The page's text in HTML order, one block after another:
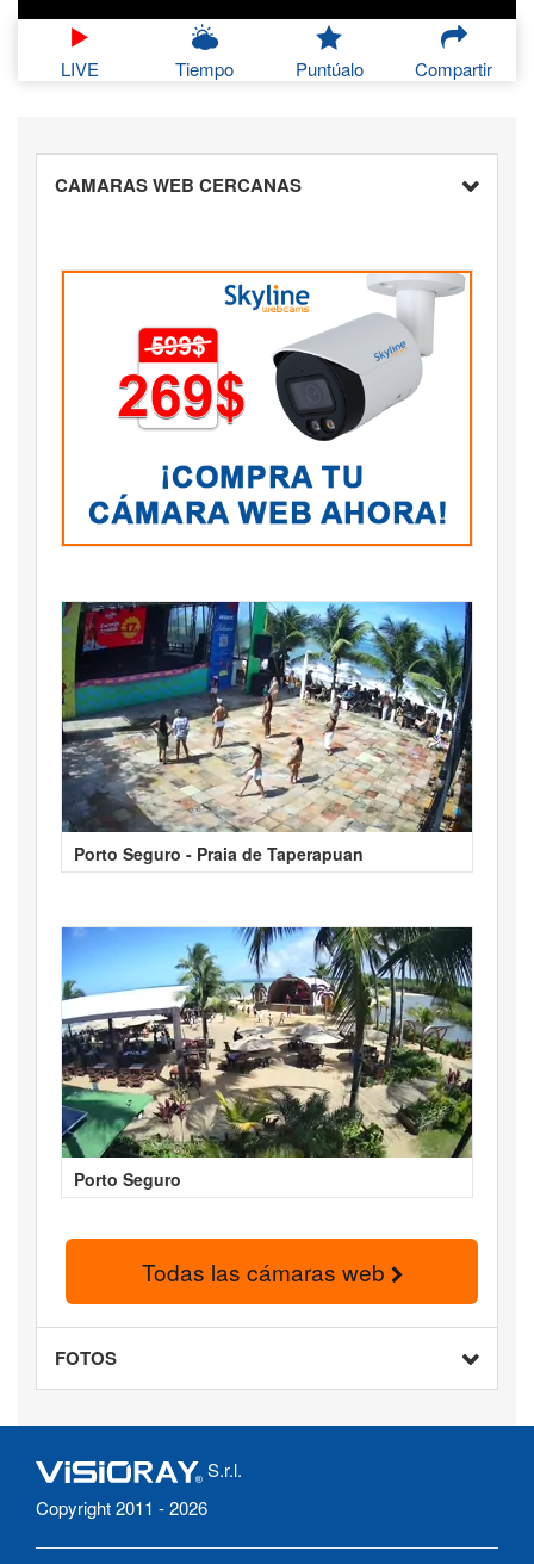
LIVE Tiempo Puntúalo Compartir
CAMARAS WEB CERCANAS
Porto Seguro - Praia de Taperapuan
Porto Seguro
Todas las cámaras web
FOTOS
S.r.l.
Copyright 2011 - 2026